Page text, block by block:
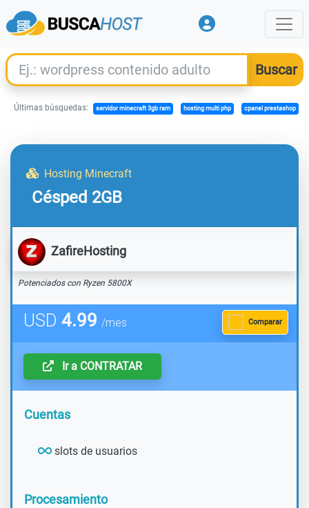
Últimas búsquedas: servidor minecraft 3gb ram hosting multi php cpanel prestashop
Hosting Minecraft
Césped 2GB
ZafireHosting
Potenciados con Ryzen 5800X
Comparar
USD 4.99 /mes
Ir a CONTRATAR
Cuentas
slots de usuarios
Procesamiento